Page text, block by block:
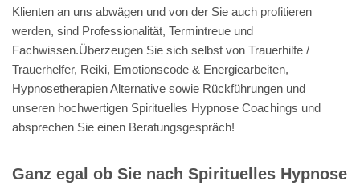
Klienten an uns abwägen und von der Sie auch profitieren
werden, sind Professionalität, Termintreue und
Fachwissen.Überzeugen Sie sich selbst von Trauerhilfe /
Trauerhelfer, Reiki, Emotionscode & Energiearbeiten,
Hypnosetherapien Alternative sowie Rückführungen und
unseren hochwertigen Spirituelles Hypnose Coachings und
absprechen Sie einen Beratungsgespräch!
Ganz egal ob Sie nach Spirituelles Hypnose